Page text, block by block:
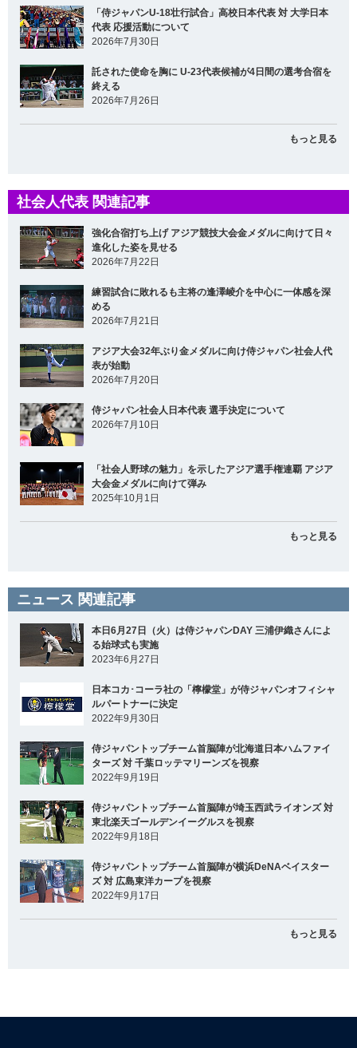
「侍ジャパンU-18壮行試合」高校日本代表 対 大学日本
代表 応援活動について
2026年7月30日
託された使命を胸に U-23代表候補が4日間の選考合宿を
終える
2026年7月26日
もっと見る
社会人代表 関連記事
強化合宿打ち上げ アジア競技大会金メダルに向けて日々
進化した姿を見せる
2026年7月22日
練習試合に敗れるも主将の逢澤崚介を中心に一体感を深
める
2026年7月21日
アジア大会32年ぶり金メダルに向け侍ジャパン社会人代
表が始動
2026年7月20日
侍ジャパン社会人日本代表 選手決定について
2026年7月10日
「社会人野球の魅力」を示したアジア選手権連覇 アジア
大会金メダルに向けて弾み
2025年10月1日
もっと見る
ニュース 関連記事
本日6月27日（火）は侍ジャパンDAY 三浦伊織さんによ
る始球式も実施
2023年6月27日
日本コカ･コーラ社の「檸檬堂」が侍ジャパンオフィシャ
ルパートナーに決定
2022年9月30日
侍ジャパントップチーム首脳陣が北海道日本ハムファイ
ターズ 対 千葉ロッテマリーンズを視察
2022年9月19日
侍ジャパントップチーム首脳陣が埼玉西武ライオンズ 対
東北楽天ゴールデンイーグルスを視察
2022年9月18日
侍ジャパントップチーム首脳陣が横浜DeNAベイスター
ズ 対 広島東洋カープを視察
2022年9月17日
もっと見る